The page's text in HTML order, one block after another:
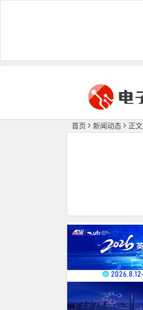
首页 新闻动态 正文